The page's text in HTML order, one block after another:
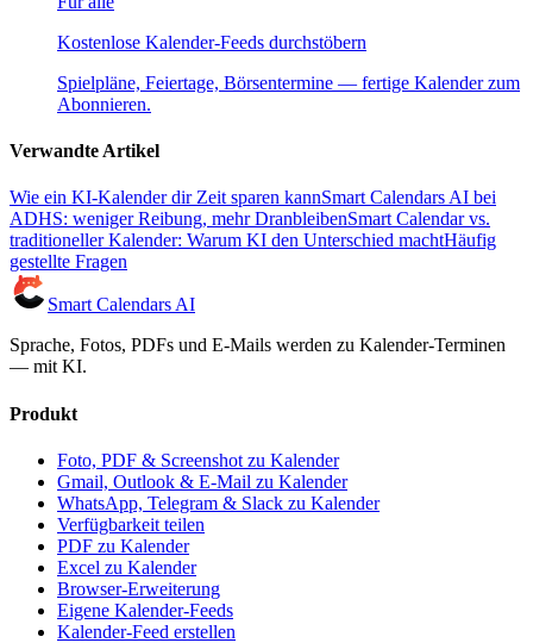
Kostenlose Kalender-Feeds durchstöbern
Spielpläne, Feiertage, Börsentermine — fertige Kalender zum
Abonnieren.
Verwandte Artikel
Wie ein KI‑Kalender dir Zeit sparen kannSmart Calendars AI bei
ADHS: weniger Reibung, mehr DranbleibenSmart Calendar vs.
traditioneller Kalender: Warum KI den Unterschied machtHäufig
gestellte Fragen
Smart Calendars AI
Sprache, Fotos, PDFs und E-Mails werden zu Kalender-Terminen
— mit KI.
Produkt
Foto, PDF & Screenshot zu Kalender
Gmail, Outlook & E-Mail zu Kalender
WhatsApp, Telegram & Slack zu Kalender
Verfügbarkeit teilen
PDF zu Kalender
Excel zu Kalender
Browser-Erweiterung
Eigene Kalender-Feeds
Kalender-Feed erstellen